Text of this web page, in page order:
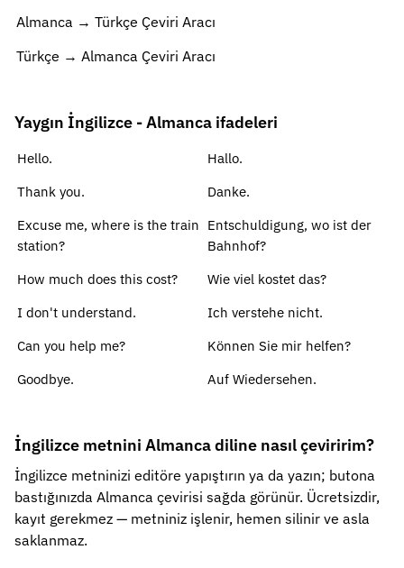
Almanca → Türkçe Çeviri Aracı
Türkçe → Almanca Çeviri Aracı
Yaygın İngilizce - Almanca ifadeleri
Hello.
Hallo.
Thank you.
Danke.
Excuse me, where is the train
station?
Entschuldigung, wo ist der
Bahnhof?
How much does this cost?
Wie viel kostet das?
I don't understand.
Ich verstehe nicht.
Can you help me?
Können Sie mir helfen?
Goodbye.
Auf Wiedersehen.
İngilizce metnini Almanca diline nasıl çeviririm?
İngilizce metninizi editöre yapıştırın ya da yazın; butona
bastığınızda Almanca çevirisi sağda görünür. Ücretsizdir,
kayıt gerekmez — metniniz işlenir, hemen silinir ve asla
saklanmaz.